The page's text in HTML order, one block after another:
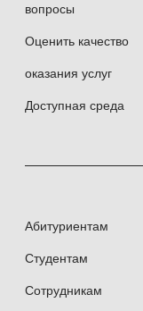
вопросы
Оценить качество
оказания услуг
Доступная среда
Абитуриентам
Студентам
Сотрудникам